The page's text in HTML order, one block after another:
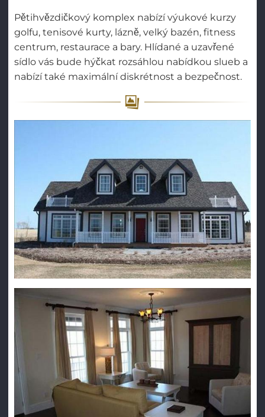
Pětihvězdičkový komplex nabízí výukové kurzy
golfu, tenisové kurty, lázně, velký bazén, fitness
centrum, restaurace a bary. Hlídané a uzavřené
sídlo vás bude hýčkat rozsáhlou nabídkou slueb a
nabízí také maximální diskrétnost a bezpečnost.